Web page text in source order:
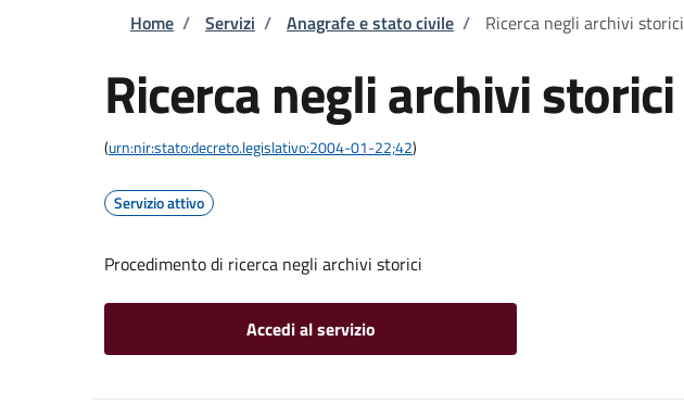
Briciole di pane
Home / Servizi / Anagrafe e stato civile / Ricerca negli archivi storici
Ricerca negli archivi storici
(urn:nir:stato:decreto.legislativo:2004-01-22;42)
Servizio attivo
Procedimento di ricerca negli archivi storici
Accedi al servizio